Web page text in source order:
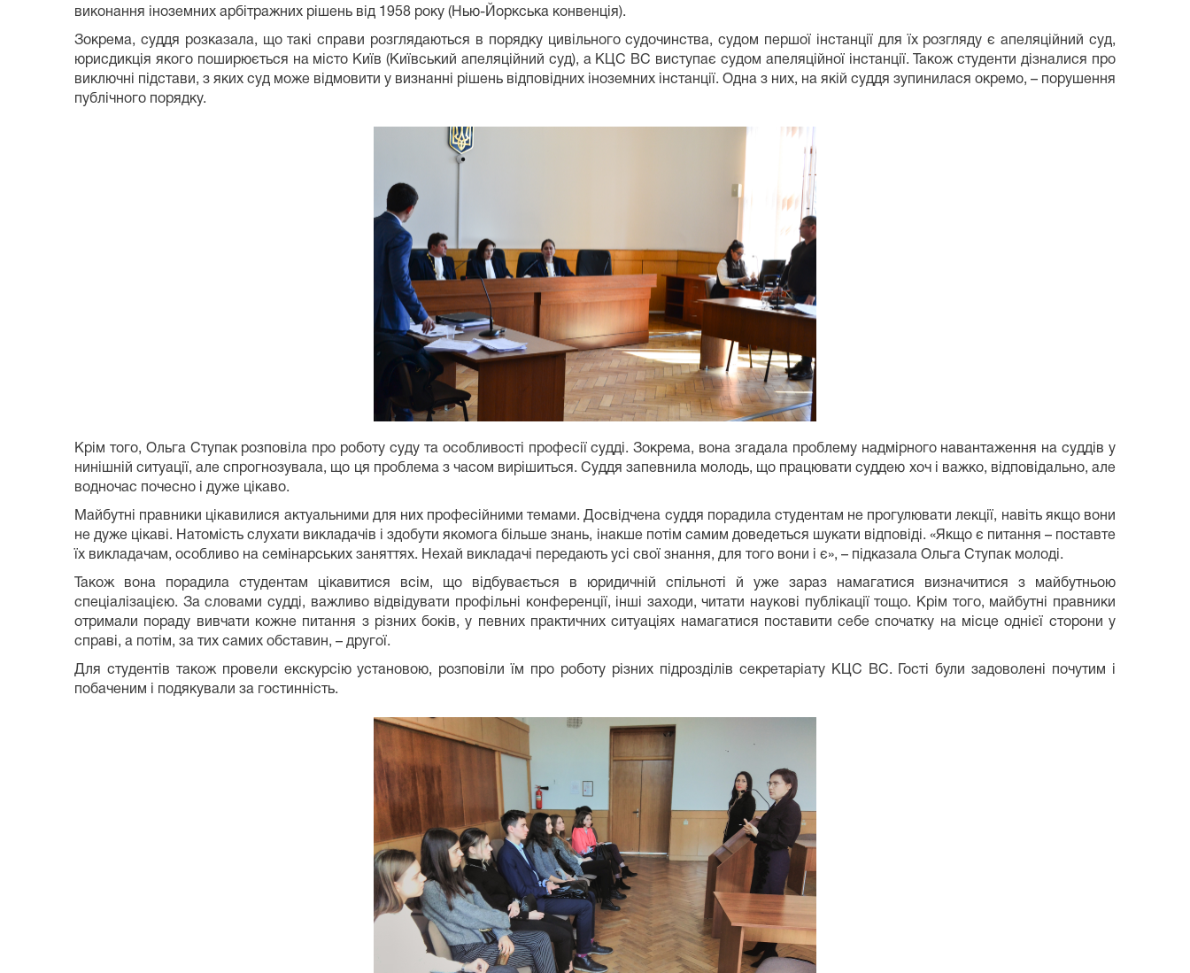
виконання іноземних арбітражних рішень від 1958 року (Нью-Йоркська конвенція).
Зокрема, суддя розказала, що такі справи розглядаються в порядку цивільного судочинства, судом першої інстанції для їх розгляду є апеляційний суд,
юрисдикція якого поширюється на місто Київ (Київський апеляційний суд), а КЦС ВС виступає судом апеляційної інстанції. Також студенти дізналися про
виключні підстави, з яких суд може відмовити у визнанні рішень відповідних іноземних інстанції. Одна з них, на якій суддя зупинилася окремо, – порушення
публічного порядку.
Крім того, Ольга Ступак розповіла про роботу суду та особливості професії судді. Зокрема, вона згадала проблему надмірного навантаження на суддів у
нинішній ситуації, але спрогнозувала, що ця проблема з часом вирішиться. Суддя запевнила молодь, що працювати суддею хоч і важко, відповідально, але
водночас почесно і дуже цікаво.
Майбутні правники цікавилися актуальними для них професійними темами. Досвідчена суддя порадила студентам не прогулювати лекції, навіть якщо вони
не дуже цікаві. Натомість слухати викладачів і здобути якомога більше знань, інакше потім самим доведеться шукати відповіді. «Якщо є питання – поставте
їх викладачам, особливо на семінарських заняттях. Нехай викладачі передають усі свої знання, для того вони і є», – підказала Ольга Ступак молоді.
Також вона порадила студентам цікавитися всім, що відбувається в юридичній спільноті й уже зараз намагатися визначитися з майбутньою
спеціалізацією. За словами судді, важливо відвідувати профільні конференції, інші заходи, читати наукові публікації тощо. Крім того, майбутні правники
отримали пораду вивчати кожне питання з різних боків, у певних практичних ситуаціях намагатися поставити себе спочатку на місце однієї сторони у
справі, а потім, за тих самих обставин, – другої.
Для студентів також провели екскурсію установою, розповіли їм про роботу різних підрозділів секретаріату КЦС ВС. Гості були задоволені почутим і
побаченим і подякували за гостинність.